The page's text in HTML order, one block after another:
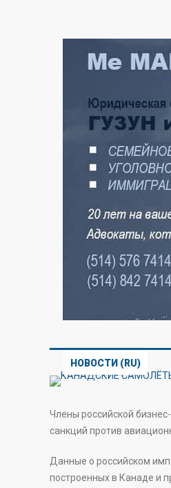
НОВОСТИ (RU)
Члены российской
санкций против
Данные о российском
построенных в Канаде и